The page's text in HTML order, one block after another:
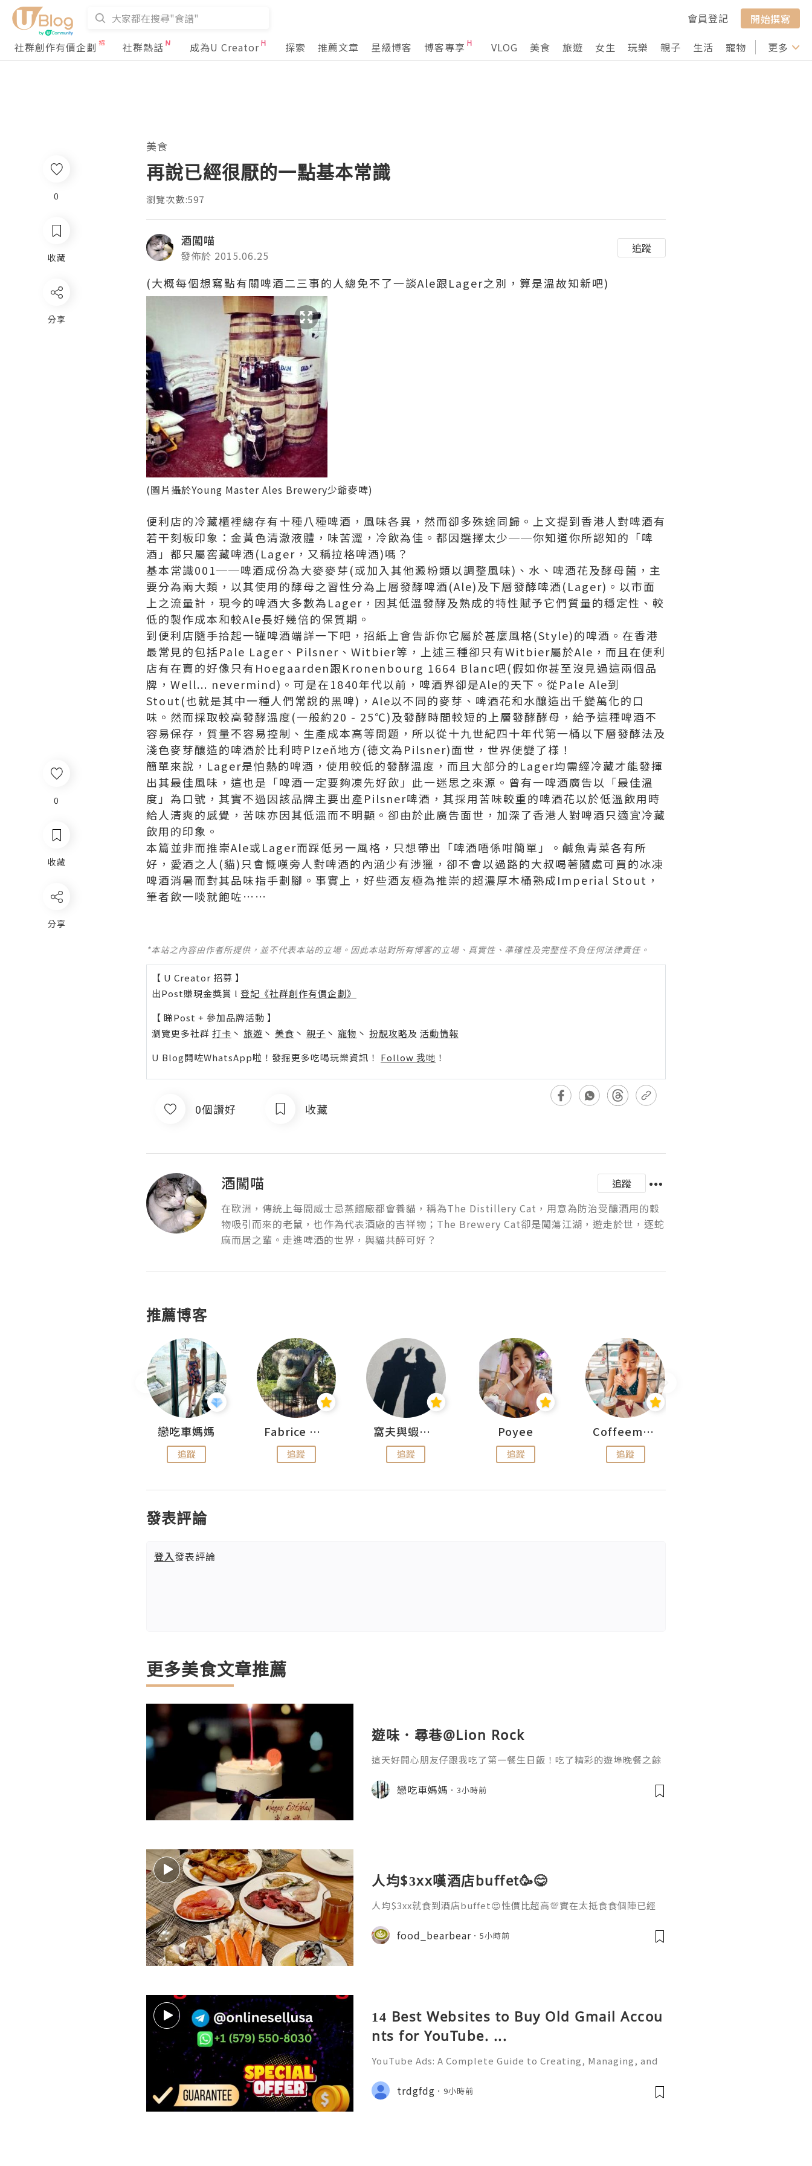
會員登記
開始撰寫
社群創作有價企劃
社群熱話 成為U Creator 探索 推薦文章 星級博客 博客專享 VLOG 美食 旅遊 女生 玩樂 親子 生活 寵物 行山 打卡
更多
0
收藏
分享
美食
再說已經很厭的一點基本常識
瀏覽次數:597
酒闖喵
發佈於 2015.06.25
追蹤
(大概每個想寫點有關啤酒二三事的人總免不了一談Ale跟Lager之別，算是溫故知新吧)
(圖片攝於Young Master Ales Brewery少爺麥啤)
便利店的冷藏櫃裡總存有十種八種啤酒，風味各異，然而卻多殊途同歸。上文提到香港人對啤酒有
若干刻板印象：金黃色清澈液體，味苦澀，冷飲為佳。都因選擇太少──你知道你所認知的「啤
酒」都只屬窖藏啤酒(Lager，又稱拉格啤酒)嗎？
基本常識001──啤酒成份為大麥麥芽(或加入其他澱粉類以調整風味)、水、啤酒花及酵母菌，主
要分為兩大類，以其使用的酵母之習性分為上層發酵啤酒(Ale)及下層發酵啤酒(Lager)。以市面
上之流量計，現今的啤酒大多數為Lager，因其低溫發酵及熟成的特性賦予它們質量的穩定性、較
低的製作成本和較Ale長好幾倍的保質期。
到便利店隨手拾起一罐啤酒端詳一下吧，招紙上會告訴你它屬於甚麼風格(Style)的啤酒。在香港
最常見的包括Pale Lager、Pilsner、Witbier等，上述三種卻只有Witbier屬於Ale，而且在便利
店有在賣的好像只有Hoegaarden跟Kronenbourg 1664 Blanc吧(假如你甚至沒見過這兩個品
牌，Well... nevermind)。可是在1840年代以前，啤酒界卻是Ale的天下。從Pale Ale到
Stout(也就是其中一種人們常說的黑啤)，Ale以不同的麥芽、啤酒花和水釀造出千變萬化的口
味。然而採取較高發酵溫度(一般約20 - 25℃)及發酵時間較短的上層發酵酵母，給予這種啤酒不
容易保存，質量不容易控制、生產成本高等問題，所以從十九世紀四十年代第一桶以下層發酵法及
淺色麥芽釀造的啤酒於比利時Plzeň地方(德文為Pilsner)面世，世界便變了樣！
簡單來說，Lager是怕熱的啤酒，使用較低的發酵溫度，而且大部分的Lager均需經冷藏才能發揮
出其最佳風味，這也是「啤酒一定要夠凍先好飲」此一迷思之來源。曾有一啤酒廣告以「最佳溫
度」為口號，其實不過因該品牌主要出產Pilsner啤酒，其採用苦味較重的啤酒花以於低溫飲用時
給人清爽的感覺，苦味亦因其低溫而不明顯。卻由於此廣告面世，加深了香港人對啤酒只適宜冷藏
飲用的印象。
本篇並非而推崇Ale或Lager而踩低另一風格，只想帶出「啤酒唔係咁簡單」。鹹魚青菜各有所
好，愛酒之人(貓)只會慨嘆旁人對啤酒的內涵少有涉獵，卻不會以過路的大叔喝著隨處可買的冰凍
啤酒消暑而對其品味指手劃腳。事實上，好些酒友極為推崇的超濃厚木桶熟成Imperial Stout，
筆者飲一啖就飽咗……
*本站之內容由作者所提供，並不代表本站的立場。因此本站對所有博客的立場、真實性、準確性及完整性不負任何法律責任。
【 U Creator 招募 】
出Post賺現金獎賞 l 登記《社群創作有價企劃》
【 睇Post + 參加品牌活動 】
瀏覽更多社群 打卡 丶 旅遊 丶 美食 丶 親子 丶 寵物 丶 扮靚攻略及 活動情報
U Blog開咗WhatsApp啦！發掘更多吃喝玩樂資訊！ Follow 我哋 ！
0個讚好 收藏
酒闖喵
追蹤
在歐洲，傳統上每間威士忌蒸餾廠都會養貓，稱為The Distillery Cat，用意為防治受釀酒用的穀
物吸引而來的老鼠，也作為代表酒廠的吉祥物；The Brewery Cat卻是闖蕩江湖，遊走於世，逐蛇
麻而居之輩。走進啤酒的世界，與貓共醉可好？
推薦博客
戀吃車媽媽
追蹤
Fabrice 嚐味
追蹤
窩夫與蝦子餅
追蹤
Poyee
追蹤
Coffeemeetjojo
追蹤
發表評論
登入發表評論
更多美食文章推薦
遊味．尋巷@Lion Rock
這天好開心朋友仔跟我吃了第一餐生日飯！吃了精彩的遊埠晚餐之餘
ock獅房菜！剛剛於八月推出了全新的亞洲風味獅房發辦。我們被安
排到廂房內享用晚餐！私密度高當然吃得特別盡興。夏天日長七點來
戀吃車媽媽 3小時前
人均$3xx嘆酒店buffet🥳😋
人均$3xx就食到酒店buffet😍性價比超高💯實在太抵食食個陣已經
助餐🍖除咗基本嘅前菜、海鮮區、刺身區、熟食、甜品之外，仲有多
款特色菜：澳洲草飼養肉眼牛扒、新加坡參巴炒海鮮、泰式椰子雞
food_bearbear 5小時前
14 Best Websites to Buy Old Gmail Accou
nts for YouTube. ...
YouTube Ads: A Complete Guide to Creating, Managing, and
Available➜ Online Support 24/7 🚀📡💬📱🛸👑 Telegram ➜ @o
nlinesellusa 🎮💻👨‍💻🎙️🔥👑 Discord ➜ Accoun
trdgfdg 9小時前
0
收藏
分享